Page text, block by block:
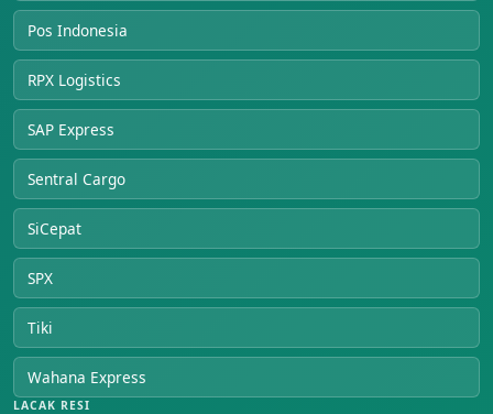
Pos Indonesia
RPX Logistics
SAP Express
Sentral Cargo
SiCepat
SPX
Tiki
Wahana Express
LACAK RESI